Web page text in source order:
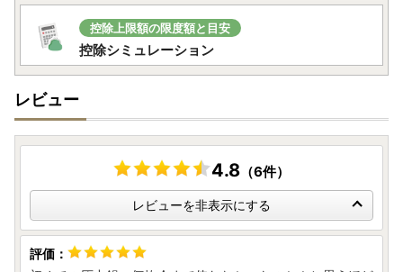
控除上限額の限度額と目安
控除シミュレーション
レビュー
4.8 （6件）
レビューを非表示にする